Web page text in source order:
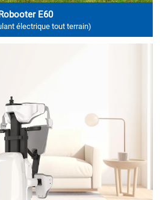
E60
électrique tout terrain)